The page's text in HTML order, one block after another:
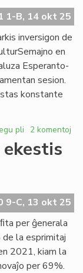
1-B, 14 okt 25
inversigon de
en
Esperanto-
sesion.
konstante
pli pri
Resanigita
la
de
ENa
2 komentoj
9-C, 13 okt 25
per ĝenerala
la esprimitaj
2021, kiam la
per 69%.